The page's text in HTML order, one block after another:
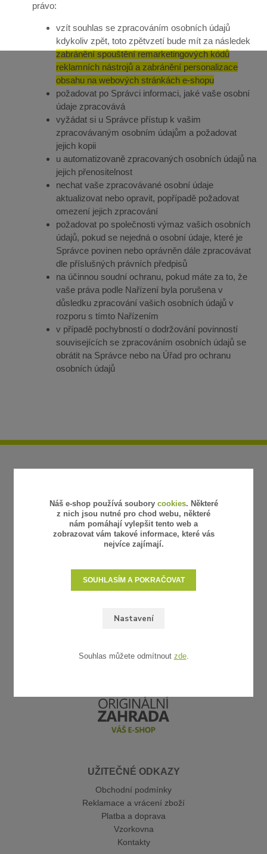
právo:
vzít souhlas se zpracováním osobních údajů
kdykoliv zpět, toto zpětvzetí bude mít za následek
zabránění spouštění remarketingových kódů
reklamních nástrojů a zabránění personalizace
obsahu na webových stránkách e-shopu
požadovat po Správci informaci, jaké vaše osobní
údaje zpracovává
vyžádat si u Správce přístup k vašim
zpracovávaným osobním údajům a požadovat
jejich kopii
u automatizovaně zpracovaných osobních údajů na
jejich přenositelnost
nechat vaše zpracovávané osobní údaje
aktualizovat nebo opravit, popřípadě požadovat
omezení jejich zpracování
požadovat po společnosti výmaz vašich osobních
údajů, pokud se nejedná o osobní údaje, které je
Správce povinen nebo oprávněn dále zpracovávat
dle příslušných právních předpisů
na účinnou soudní ochranu, pokud máte za to, že
vaše práva podle Nařízení byla porušena v
důsledku zpracování vašich osobních údajů v
rozporu s tímto Nařízením
v případě pochybností o dodržování povinností
souvisejících se zpracováním osobních údajů se
obrátit na Správce nebo na Úřad pro ochranu
osobních údajů
UŽITEČNÉ ODKAZY
Obchodní podmínky
Reklamace a vrácení zboží
Platba a doprava
Vzorkovna
Kontakty
Náš e-shop používá soubory cookies. Některé
z nich jsou nutné pro chod webu, některé
nám pomáhají vylepšit tento web a
zobrazovat vám takové informace, které vás
nejvíce zajímají.
Nastavení
SOUHLASÍM A POKRAČOVAT
Souhlas můžete odmítnout zde.